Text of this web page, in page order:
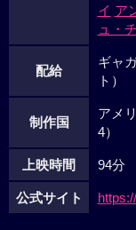
イ ア
ュ・
配給
ギャ
ト）
制作国
アメ
4）
上映時間 94分
公式サイト